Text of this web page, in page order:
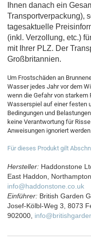
Ihnen danach ein
Transportverpackung),
tagesaktuelle
(inkl. Verzollung, etc.)
mit Ihrer PLZ. Der
Großbritannien.
Um Frostschäden an
Wasser jedes Jahr vor dem
wenn die Gefahr von starkem
Wasserspiel auf einer festen
Bedingungen und
keine Verantwortung für
Anweisungen ignoriert
Für dieses Produkt gilt
Hersteller: Haddonstone
East Haddon,
info@haddonstone.co.uk
Einführer: British Garden
Josef-Kölbl-Weg 3, 8073
902000,